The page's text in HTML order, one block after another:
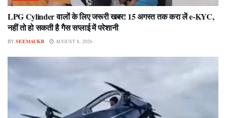
LPG Cylinder वालों के लिए जरूरी खबर! 15 अगस्त तक करा लें e-KYC,
नहीं तो हो सकती है गैस सप्लाई में परेशानी
BY SEEMAUKB AUGUST 8, 2026